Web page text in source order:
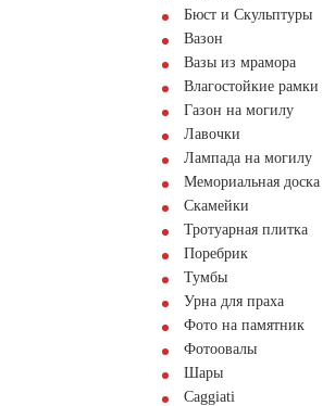
Бюст и Скульптуры
Вазон
Вазы из мрамора
Влагостойкие рамки
Газон на могилу
Лавочки
Лампада на могилу
Мемориальная доска
Скамейки
Тротуарная плитка
Поребрик
Тумбы
Урна для праха
Фото на памятник
Фотоовалы
Шары
Сaggiati